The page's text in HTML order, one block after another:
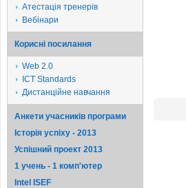
Атестація тренерів
Вебінари
Корисні посилання
Web 2.0
ICT Standards
Дистанційне навчання
Анкети учасників програми
Історія успіху - 2013
Успішний проект 2013
1 учень - 1 комп'ютер
Intel ISEF